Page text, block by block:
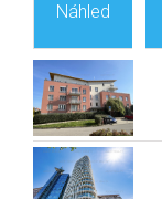
Náhled